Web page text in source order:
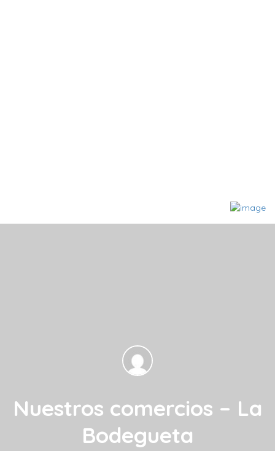
Nuestros comercios – La
Bodegueta